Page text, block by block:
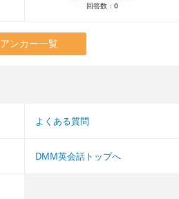
回答数： 0
アンカー一覧
よくある質問
DMM英会話トップへ